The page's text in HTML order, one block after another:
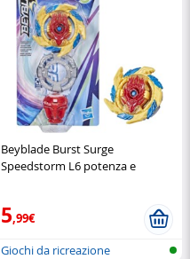
Beyblade Burst Surge
Speedstorm L6 potenza e
5,99€
Giochi da ricreazione